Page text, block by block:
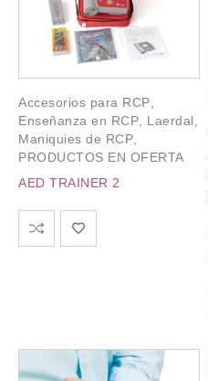
Accesorios para RCP,
Enseñanza en RCP, Laerdal,
Maniquies de RCP,
PRODUCTOS EN OFERTA
AED TRAINER 2